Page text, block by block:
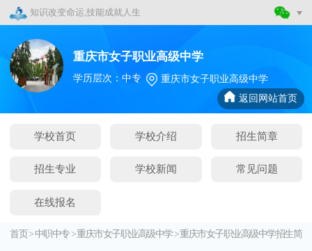
知识改变命运,技能成就人生
重庆市女子职业高级中学
重庆市女子职业高级中学
学历层次：中专
返回网站首页
学校首页 学校介绍 招生简章
招生专业 学校新闻 常见问题
在线报名
首页 >中职中专 >重庆市女子职业高级中学 >重庆市女子职业高级中学招生简